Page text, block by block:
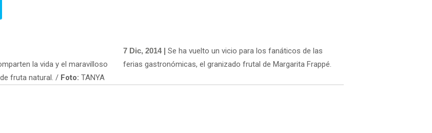
la vida y el maravilloso
fruta natural. /Foto: TANYA
7 Dic, 2014 | Se ha vuelto un vicio para los fanáticos de las
ferias gastronómicas, el granizado frutal de Margarita Frappé.